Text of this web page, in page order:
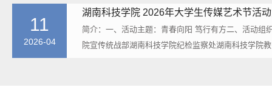
11
2026-04
湖南科技学院 2026年大学生传媒艺术节活
简介：一、活动主题：青春向阳 笃行有方二、活动组
院宣传统战部湖南科技学院纪检监察处湖南科技学院